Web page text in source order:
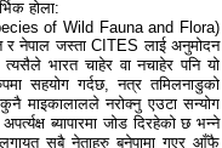
होला:
of Wild Fauna and Flora)
र नेपाल जस्ता CITES लाई अनुमोदन
भारत चाहेर वा नचाहेर पनि यो
सहयोग गर्दछ, नत्र तमिलनाडुको
माइकालालले नरोक्नु एउटा सन्योग
ब्यापारमा जोड दिरहेको छ भन्ने
लगायत सबै नेताहरु बनेपामा गएर आँफै